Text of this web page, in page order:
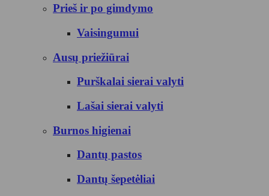
Prieš ir po gimdymo
Vaisingumui
Ausų priežiūrai
Purškalai sierai valyti
Lašai sierai valyti
Burnos higienai
Dantų pastos
Dantų šepetėliai